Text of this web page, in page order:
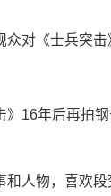
众对《士兵突
和人物，喜欢